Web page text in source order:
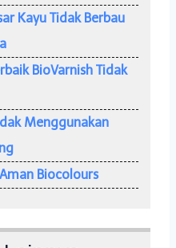
Kayu Tidak Berbau
BioVarnish Tidak
Menggunakan
Biocolours